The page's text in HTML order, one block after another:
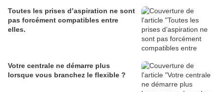
Toutes les prises d’aspiration ne sont
pas forcément compatibles entre
elles.
Votre centrale ne démarre plus
lorsque vous branchez le flexible ?